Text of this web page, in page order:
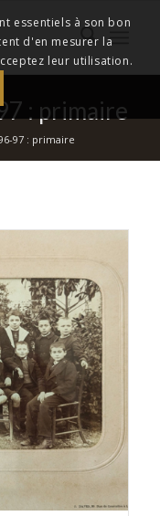
: primaire
97 : primaire
essentiels à son bon
d'en mesurer la
leur utilisation.